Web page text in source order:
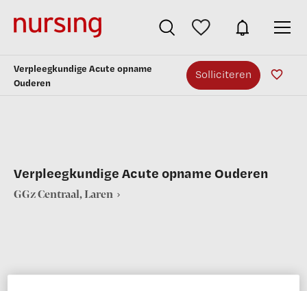
Verpleegkundige Acute opname
Ouderen
Solliciteren
Verpleegkundige Acute opname Ouderen
GGz Centraal, Laren